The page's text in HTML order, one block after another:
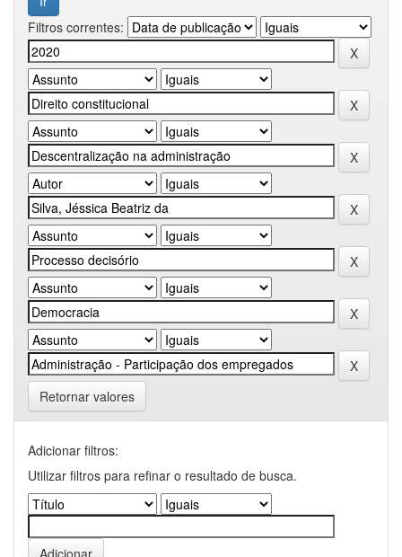
Filtros correntes:
Retornar valores
Adicionar filtros:
Utilizar filtros para refinar o resultado de busca.